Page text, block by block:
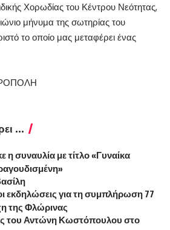
Χορωδίας του Κέντρου Νεότητας,
μήνυμα της σωτηρίας του
το οποίο μας μεταφέρει ένας
...
η συναυλία με τίτλο «Γυναίκα
εκδηλώσεις για τη συμπλήρωση 77
της Φλώρινας
του Αντώνη Κωστόπουλου στο